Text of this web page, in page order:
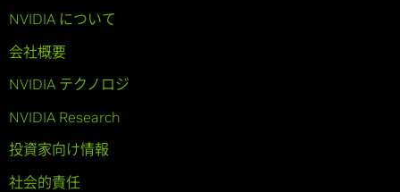
NVIDIA について
会社概要
NVIDIA テクノロジ
NVIDIA Research
投資家向け情報
社会的責任